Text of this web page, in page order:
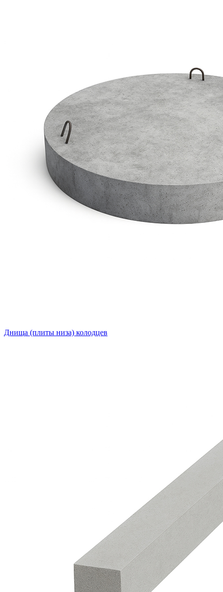
Днища (плиты низа) колодцев